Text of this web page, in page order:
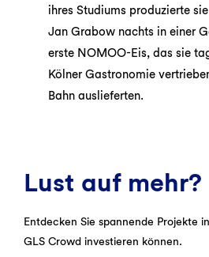
ihres Studiums produzierte
Jan Grabow nachts in einer
erste NOMOO-Eis, das sie
Kölner Gastronomie
Bahn auslieferten.
Lust auf mehr?
Entdecken Sie spannende Projekte
GLS Crowd investieren können.